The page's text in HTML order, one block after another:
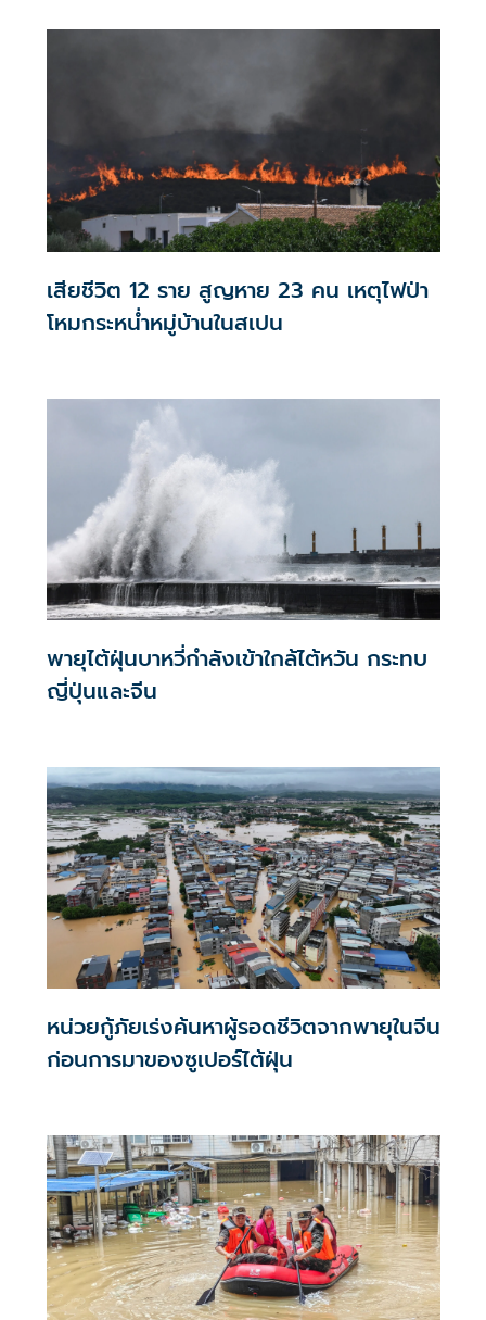
เสียชีวิต 12 ราย สูญหาย 23 คน เหตุไฟป่า
โหมกระหน่ำหมู่บ้านในสเปน
พายุไต้ฝุ่นบาหวี่กำลังเข้าใกล้ไต้หวัน กระทบ
ญี่ปุ่นและจีน
หน่วยกู้ภัยเร่งค้นหาผู้รอดชีวิตจากพายุในจีน
ก่อนการมาของซูเปอร์ไต้ฝุ่น